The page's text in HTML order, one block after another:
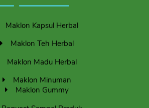
Maklon Kapsul Herbal
Maklon Teh Herbal
Maklon Madu Herbal
Maklon Minuman
Maklon Gummy